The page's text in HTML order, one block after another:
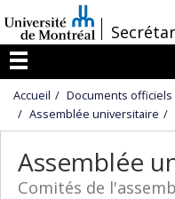
au
contenu
/
Menu
Accueil Documents officiels
Assemblée universitaire
Assemblée
Comités de